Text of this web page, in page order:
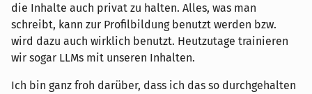
die Inhalte auch privat zu halten. Alles, was man
schreibt, kann zur Profilbildung benutzt werden bzw.
wird dazu auch wirklich benutzt. Heutzutage trainieren
wir sogar LLMs mit unseren Inhalten.
Ich bin ganz froh darüber, dass ich das so durchgehalten